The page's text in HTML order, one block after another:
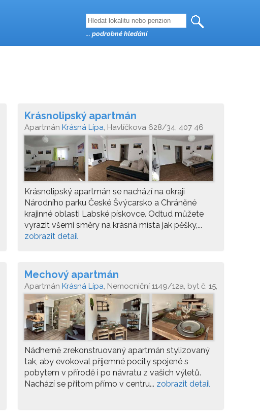
Krásnolipský apartmán
Apartmán Krásná Lípa, Havlíčkova 628/34, 407 46
Krásná Lípa
Krásnolipský apartmán se nachází na okraji
Národního parku České Švýcarsko a Chráněné
krajinné oblasti Labské pískovce. Odtud můžete
vyrazit všemi směry na krásná místa jak pěšky,...
zobrazit detail
Mechový apartmán
Apartmán Krásná Lípa, Nemocniční 1149/12a, byt č. 15,
407 46 Krásná Lípa
Nádherně zrekonstruovaný apartmán stylizovaný
tak, aby evokoval příjemné pocity spojené s
pobytem v přírodě i po návratu z vašich výletů.
Nachází se přitom přímo v centru... zobrazit detail
... podrobné hledání